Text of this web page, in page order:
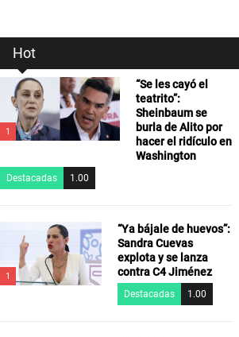
Hot
1
“Se les cayó el
teatrito”:
Sheinbaum se
burla de Alito por
hacer el ridículo en
Washington
Destacadas 1.00
1
“Ya bájale de huevos”:
Sandra Cuevas
explota y se lanza
contra C4 Jiménez
Destacadas 1.00